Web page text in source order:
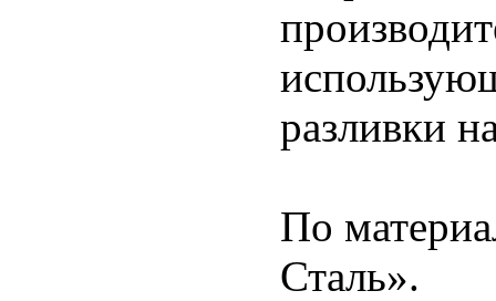
разливки
По
Сталь».